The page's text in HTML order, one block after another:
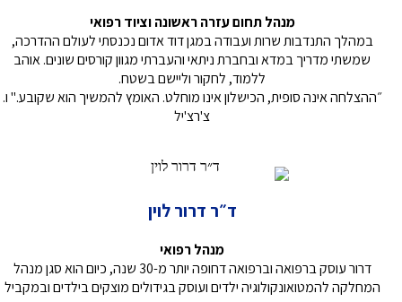
מנהל תחום עזרה ראשונה וציוד רפואי
במהלך התנדבות שרות ועבודה במגן דוד אדום נכנסתי לעולם ההדרכה,
שמשתי מדריך במדא ובחברת ניתאי והעברתי מגוון קורסים שונים. אוהב
ללמוד, לחקור וליישם בשטח.
״ההצלחה אינה סופית, הכישלון אינו מוחלט. האומץ להמשיך הוא שקובע." ו.
צ'רצ'יל
ד״ר דרור לוין
מנהל רפואי
דרור עוסק ברפואה וברפואה דחופה יותר מ-30 שנה, כיום הוא סגן מנהל
המחלקה להמטואונקולוגיה ילדים ועוסק בגידולים מוצקים בילדים ובמקביל